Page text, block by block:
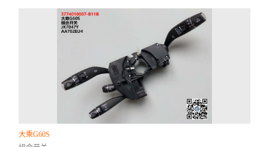
大乘G60S